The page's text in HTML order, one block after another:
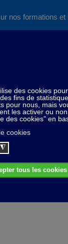
nos formations et
de formations -
Astro-